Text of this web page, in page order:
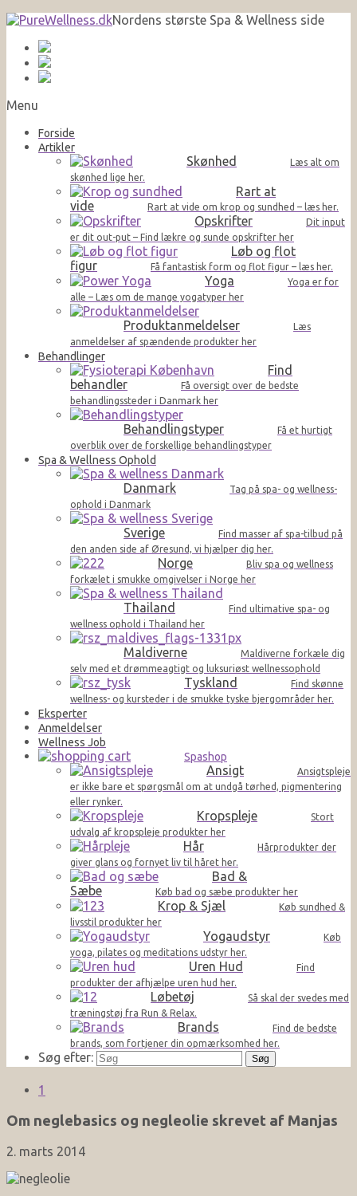
Nordens største Spa & Wellness side
Menu
Forside
Artikler
Skønhed
Læs alt om
skønhed lige her.
Rart at
vide
Rart at vide om krop og sundhed – læs her.
Opskrifter
Dit input
er dit out-put – Find lækre og sunde opskrifter her
Løb og flot
figur
Få fantastisk form og flot figur – læs her.
Yoga
Yoga er for
alle – Læs om de mange yogatyper her
Produktanmeldelser
Læs
anmeldelser af spændende produkter her
Behandlinger
Find
behandler
Få oversigt over de bedste
behandlingssteder i Danmark her
Behandlingstyper
Få et hurtigt
overblik over de forskellige behandlingstyper
Spa & Wellness Ophold
Danmark
Tag på spa- og wellness-
ophold i Danmark
Sverige
Find masser af spa-tilbud på
den anden side af Øresund, vi hjælper dig her.
Norge
Bliv spa og wellness
forkælet i smukke omgivelser i Norge her
Thailand
Find ultimative spa- og
wellness ophold i Thailand her
Maldiverne
Maldiverne forkæle dig
selv med et drømmeagtigt og luksuriøst wellnessophold
Tyskland
Find skønne
wellness- og kursteder i de smukke tyske bjergområder her.
Eksperter
Anmeldelser
Wellness Job
Spashop
Ansigt
Ansigtspleje
er ikke bare et spørgsmål om at undgå tørhed, pigmentering
eller rynker.
Kropspleje
Stort
udvalg af kropspleje produkter her
Hår
Hårprodukter der
giver glans og fornyet liv til håret her.
Bad &
Sæbe
Køb bad og sæbe produkter her
Krop & Sjæl
Køb sundhed &
livsstil produkter her
Yogaudstyr
Køb
yoga, pilates og meditations udstyr her.
Uren Hud
Find
produkter der afhjælpe uren hud her.
Løbetøj
Så skal der svedes med
træningstøj fra Run & Relax.
Brands
Find de bedste
brands, som fortjener din opmærksomhed her.
Søg efter:
1
Om neglebasics og negleolie skrevet af Manjas
2. marts 2014